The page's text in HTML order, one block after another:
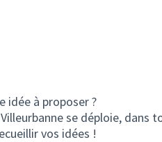
idée à proposer ?
se déploie, dans
vos idées !